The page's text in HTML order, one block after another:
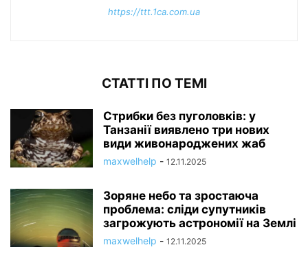
https://ttt.1ca.com.ua
СТАТТІ ПО ТЕМІ
Стрибки без пуголовків: у
Танзанії виявлено три нових
види живонароджених жаб
maxwelhelp - 12.11.2025
Зоряне небо та зростаюча
проблема: сліди супутників
загрожують астрономії на Землі
maxwelhelp - 12.11.2025